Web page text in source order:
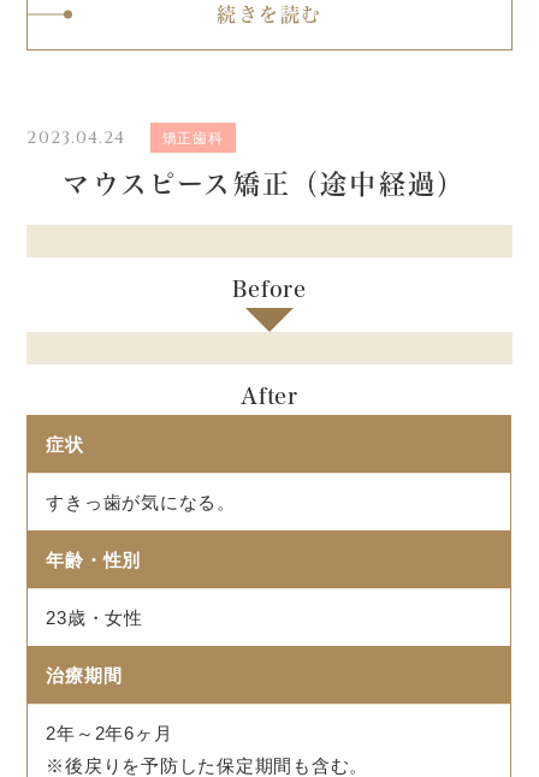
続きを読む
2023.04.24 矯正歯科
マウスピース矯正（途中経過）
Before
After
症状
すきっ歯が気になる。
年齢・性別
23歳・女性
治療期間
2年～2年6ヶ月
※後戻りを予防した保定期間も含む。